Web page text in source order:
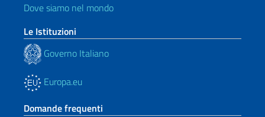
Dove siamo nel mondo
Le Istituzioni
Governo Italiano
Europa.eu
Domande frequenti